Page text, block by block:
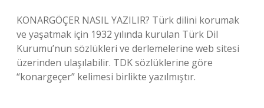
KONARGÖÇER NASIL YAZILIR? Türk dilini korumak
ve yaşatmak için 1932 yılında kurulan Türk Dil
Kurumu’nun sözlükleri ve derlemelerine web sitesi
üzerinden ulaşılabilir. TDK sözlüklerine göre
“konargeçer” kelimesi birlikte yazılmıştır.